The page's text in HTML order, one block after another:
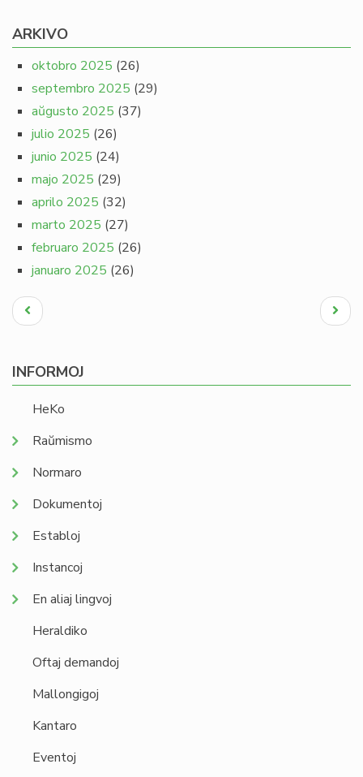
ARKIVO
oktobro 2025 (26)
septembro 2025 (29)
aŭgusto 2025 (37)
julio 2025 (26)
junio 2025 (24)
majo 2025 (29)
aprilo 2025 (32)
marto 2025 (27)
februaro 2025 (26)
januaro 2025 (26)
Pagination
Antaŭa
paĝo
Next
page
INFORMOJ
HeKo
Raŭmismo
Normaro
Dokumentoj
Establoj
Instancoj
En aliaj lingvoj
Heraldiko
Oftaj demandoj
Mallongigoj
Kantaro
Eventoj